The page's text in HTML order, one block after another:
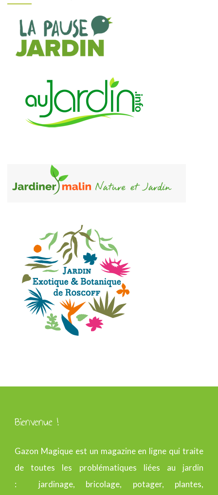
Bienvenue !
Gazon Magique est un magazine en ligne qui traite
de toutes les problématiques liées au jardin
: jardinage, bricolage, potager, plantes,